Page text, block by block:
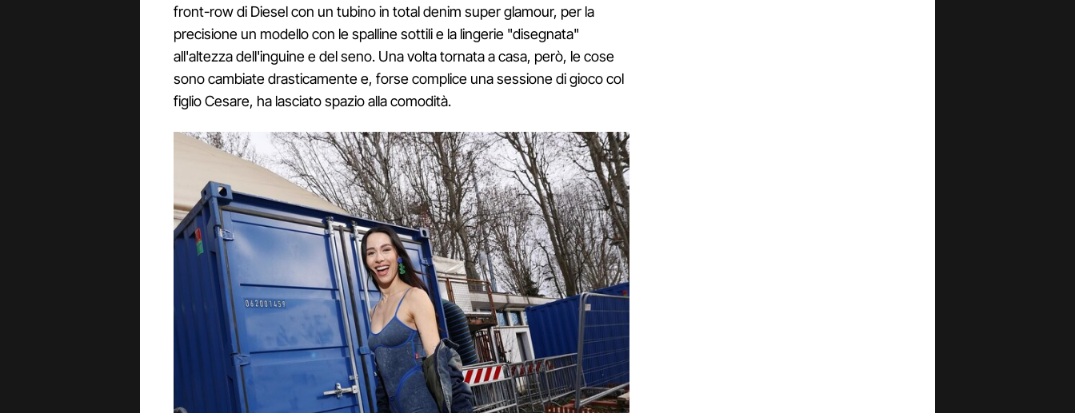
front-row di Diesel con un tubino in total denim super glamour, per la
precisione un modello con le spalline sottili e la lingerie "disegnata"
all'altezza dell'inguine e del seno. Una volta tornata a casa, però, le cose
sono cambiate drasticamente e, forse complice una sessione di gioco col
figlio Cesare, ha lasciato spazio alla comodità.